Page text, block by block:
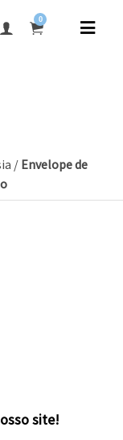
0
/ Envelope de
site!